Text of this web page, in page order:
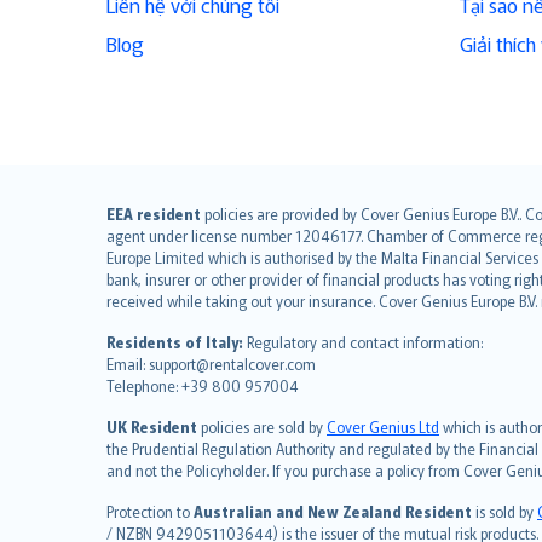
Blog
Giải
EEA resident policies are provided by Cover Genius Europe
agent under license number 12046177. Chamber of Commerce
Europe Limited which is authorised by the Malta Financial
bank, insurer or other provider of financial products has voting
received while taking out your insurance. Cover Genius Europe
Residents of Italy: Regulatory and contact information:
Email: support@rentalcover.com
Telephone: +39 800 957004
UK Resident policies are sold byCover Genius Ltd which is
the Prudential Regulation Authority and regulated by the
and not the Policyholder. If you purchase a policy from Cover
Protection toAustralian and New Zealand Resident is sold by
/ NZBN 9429051103644) is the issuer of the mutual risk
English (UK)
English (US)
Deutsch
français
Nederlands
español
italiano
简体中文
繁體中文
Português
polski
עברית